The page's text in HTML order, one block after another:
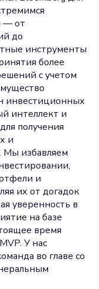
— от
до
инструменты
более
с учетом
инвестиционных
интеллект и
получения
и
Мы избавляем
и
их от догадок
уверенность в
на базе
время
У нас
во главе со